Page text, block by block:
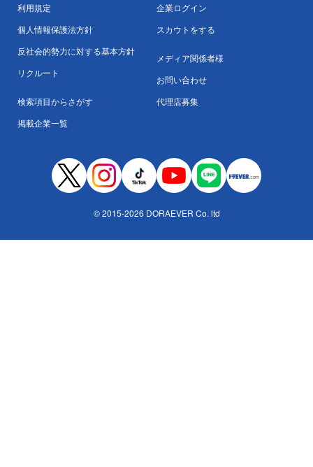
利用規定
個人情報保護法方針
反社会的勢力に対する基本方針
リクルート
検索項目からさがす
掲載企業一覧
企業ログイン
スカウトをする
メディア関係者様
お問い合わせ
代理店募集
© 2015-2026 DORAEVER Co. ltd